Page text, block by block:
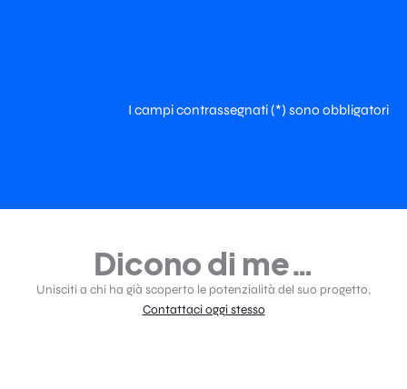
lo è altrettanto.
I campi contrassegnati (*) sono obbligatori
Dicono di me…
Unisciti a chi ha già scoperto le potenzialità del suo progetto.
Contattaci oggi stesso